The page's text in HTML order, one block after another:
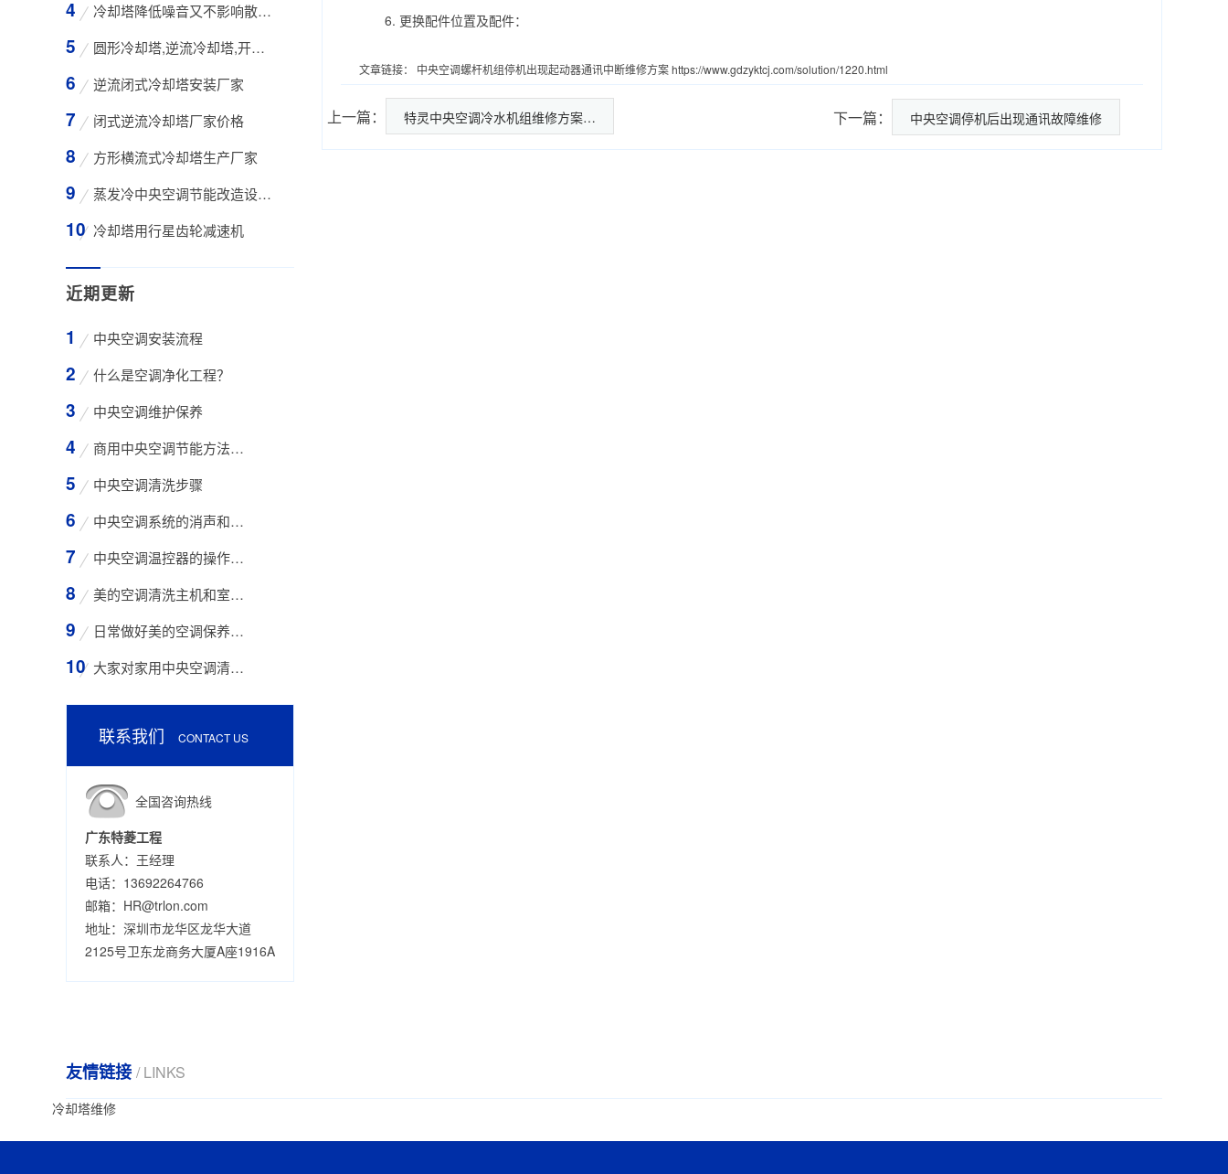
冷却塔降低噪音又不影响散热效率的方法
圆形冷却塔,逆流冷却塔,开式冷却塔,200吨冷却
逆流闭式冷却塔安装厂家
闭式逆流冷却塔厂家价格
方形横流式冷却塔生产厂家
蒸发冷中央空调节能改造设备WK-30TA 4*3HP
冷却塔用行星齿轮减速机
近期更新
中央空调安装流程
什么是空调净化工程？
中央空调维护保养
商用中央空调节能方法与技巧
中央空调清洗步骤
中央空调系统的消声和减振措施
中央空调温控器的操作方法
美的空调清洗主机和室外空气入口的步骤
日常做好美的空调保养工作有哪些好处？
大家对家用中央空调清洗存在哪些误区？
联系我们 CONTACT US
全国咨询热线
广东特菱工程
联系人：王经理
电话：13692264766
邮箱：HR@trlon.com
地址：深圳市龙华区龙华大道
2125号卫东龙商务大厦A座1916A
6. 更换配件位置及配件：
文章链接： 中央空调螺杆机组停机出现起动器通讯中断维修方案https://www.gdzyktcj.com/solution/1220.html
上一篇： 特灵中央空调冷水机组维修方案… 下一篇： 中央空调停机后出现通讯故障维修
友情链接 / LINKS
冷却塔维修